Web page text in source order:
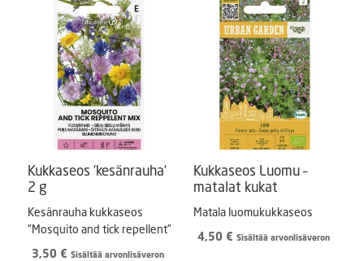
Kukkaseos ’kesänrauha’
2 g
Kesänrauha kukkaseos
”Mosquito and tick repellent”
3,50 € Sisältää arvonlisäveron
Kukkaseos Luomu –
matalat kukat
Matala luomukukkaseos
4,50 € Sisältää arvonlisäveron